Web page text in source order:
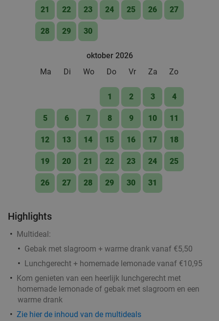
21 22 23 24 25 26 27
28 29 30
oktober 2026
Ma
Di Wo Do Vr Za Zo
1 2 3 4
5 6 7 8 9 10 11
12 13 14 15 16 17 18
19 20 21 22 23 24 25
26 27 28 29 30 31
Highlights
Multideal:
Gebak met slagroom + warme drank vanaf €5,50
Lunchgerecht + homemade lemonade vanaf €10,95
Kom genieten van een heerlijk lunchgerecht met
homemade lemonade of gebak met slagroom en een
warme drank
Zie hier de inhoud van de multideals